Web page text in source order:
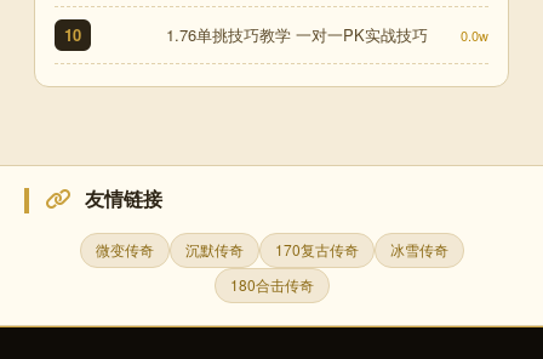
10 1.76单挑技巧教学 一对一PK实战技巧 0.0w
友情链接
微变传奇 沉默传奇 170复古传奇
冰雪传奇
180合击传奇